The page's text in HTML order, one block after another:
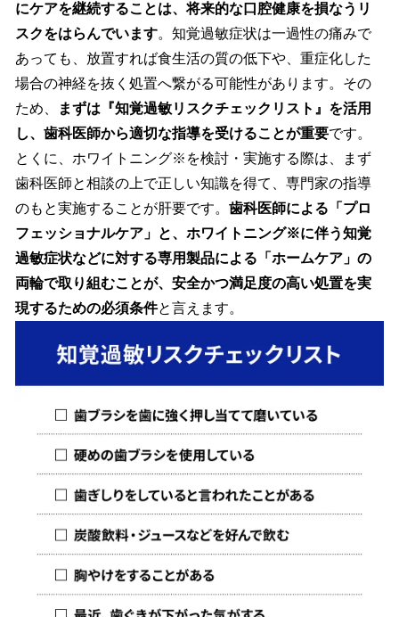
にケアを継続することは、将来的な口腔健康を損なうリ
スクをはらんでいます。知覚過敏症状は一過性の痛みで
あっても、放置すれば食生活の質の低下や、重症化した
場合の神経を抜く処置へ繋がる可能性があります。その
ため、
まずは『知覚過敏リスクチェックリスト』を活用
し、歯科医師から適切な指導を受けることが重要です。
とくに、ホワイトニング※を検討・実施する際は、まず
歯科医師と相談の上で正しい知識を得て、専門家の指導
のもと実施することが肝要です。 歯科医師による「プロ
フェッショナルケア」と、ホワイトニング※に伴う知覚
過敏症状などに対する専用製品による「ホームケア」の
両輪で取り組むことが、安全かつ満足度の高い処置を実
現するための必須条件と言えます。